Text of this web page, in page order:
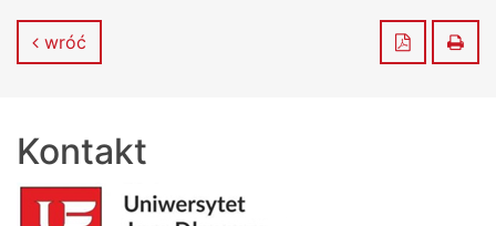
wróć Zapisz do
Kontakt